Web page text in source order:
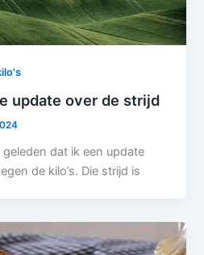
update over de strijd
dat ik een update
de kilo’s. Die strijd is